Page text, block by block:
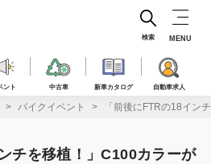
ント 中古車 新車カタログ 自動車求人
検索 MENU
バイクイベント 「前後にFTRの18イン
チを移植！」C100カラーが